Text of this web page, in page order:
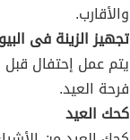
والأقارب.
تجهيز الزينة فى
يتم عمل إحتفال قبل
فرحة العيد.
كحك العيد